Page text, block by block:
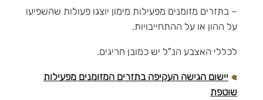
– בתזרים מזומנים מפעילות מימון יוצגו פעולות שהשפיעו
על ההון או על ההתחייבויות.
לכללי האצבע הנ"ל יש כמובן חריגים.
יישום הגישה העקיפה בתזרים המזומנים מפעילות
שוטפת